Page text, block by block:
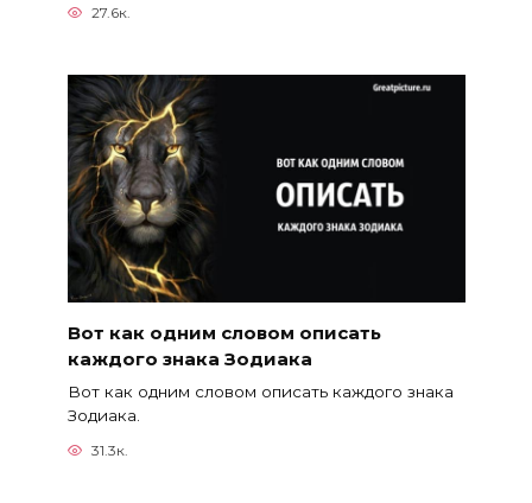
27.6к.
Вот как одним словом описать
каждого знака Зодиака
Вот как одним словом описать каждого знака
Зодиака.
31.3к.